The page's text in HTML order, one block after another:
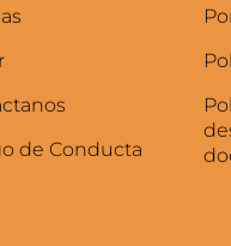
de Conducta